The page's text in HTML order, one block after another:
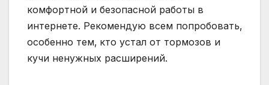
комфортной и безопасной работы в
интернете. Рекомендую всем попробовать‚
особенно тем‚ кто устал от тормозов и
кучи ненужных расширений.